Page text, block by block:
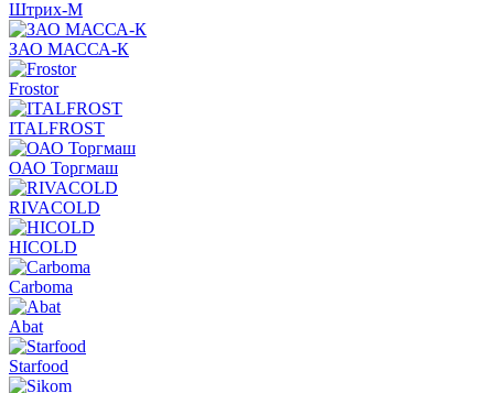
Штрих-М
ЗАО МАССА-К
Frostor
ITALFROST
ОАО Торгмаш
RIVACOLD
HICOLD
Carboma
Abat
Starfood